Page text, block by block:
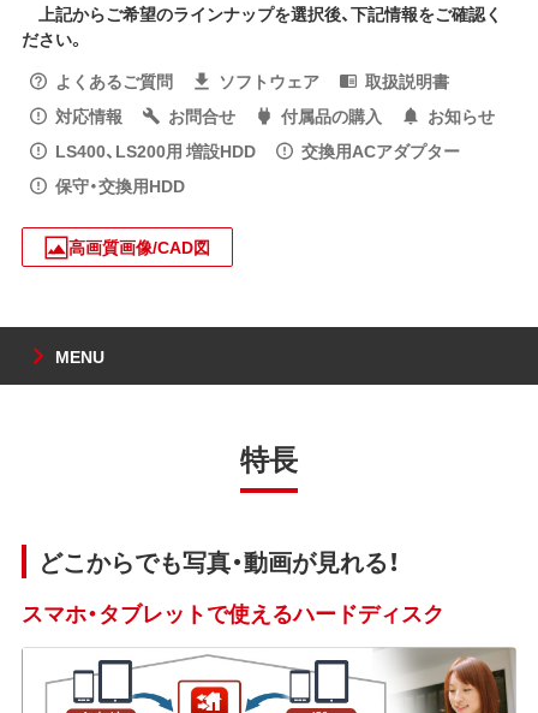
上記からご希望のラインナップを選択後、下記情報をご確認く
ださい。
よくあるご質問
ソフトウェア
取扱説明書
対応情報
お問合せ 付属品の購入
お知らせ
LS400、LS200用 増設HDD
交換用ACアダプター
保守・交換用HDD
高画質画像/CAD図
MENU
特長
どこからでも写真・動画が見れる！
スマホ・タブレットで使えるハードディスク